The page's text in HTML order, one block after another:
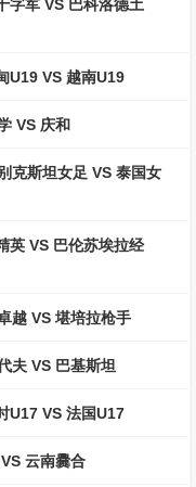
字军 VS 巴科洛德土
U19 VS 越南U19
VS 庆和
克斯坦女足 VS 泰国女
英 VS 巴伦苏埃拉经
越 VS 堪培拉枪手
夫 VS 巴基斯坦
U17 VS 法国U17
云南爨合